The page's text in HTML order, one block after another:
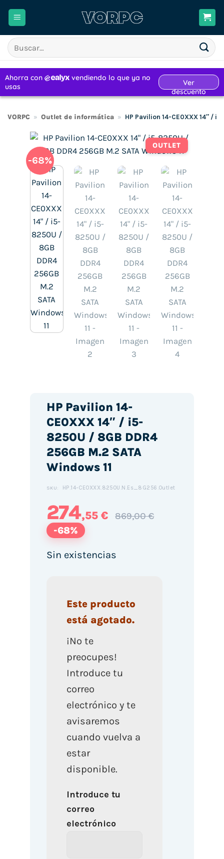
Buscar
por:
VORPC » Outlet de informática » HP Pavilion 14-CE0XXX 14″ /
OUTLET
-68%
HP Pavilion 14-
CE0XXX 14″ / i5-
8250U / 8GB DDR4
256GB M.2 SATA
Windows 11
SKU: HP.14-CE0XXX.8250U.N.Es_8G256.Outlet
274,55 € 869,00 €
-68%
Sin existencias
Este producto
está agotado.
¡No te
preocupes!
Introduce tu
correo
electrónico y te
avisaremos
cuando vuelva a
estar
disponible.
Introduce tu
correo
electrónico